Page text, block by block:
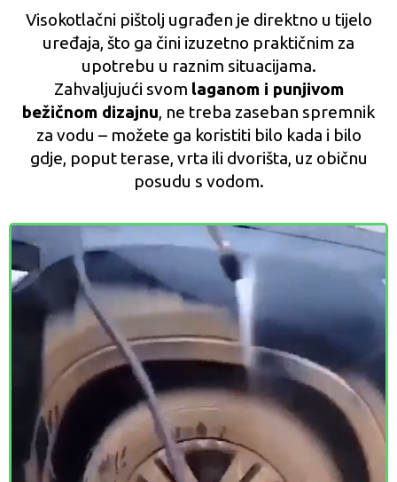
Visokotlačni pištolj ugrađen je direktno u tijelo
uređaja, što ga čini izuzetno praktičnim za
upotrebu u raznim situacijama.
Zahvaljujući svom laganom i punjivom
bežičnom dizajnu, ne treba zaseban spremnik
za vodu – možete ga koristiti bilo kada i bilo
gdje, poput terase, vrta ili dvorišta, uz običnu
posudu s vodom.